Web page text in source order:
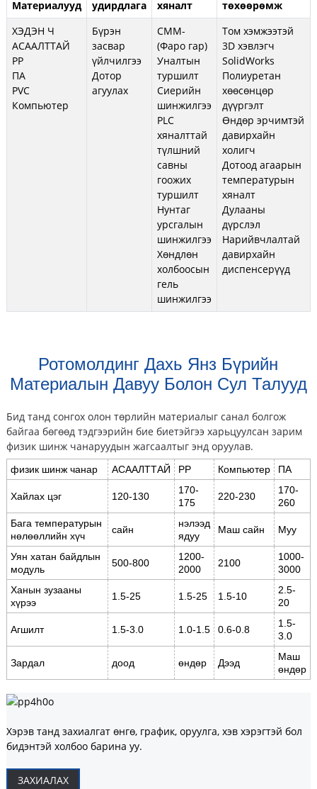
Материалууд удирдлага хяналт
төхөөрөмж
ХЭДЭН Ч
АСААЛТТАЙ
PP
ПА
PVC
Компьютер
Бүрэн
засвар
үйлчилгээ
Дотор
агуулах
CMM-
(Фаро гар)
Уналтын
туршилт
Сиерийн
шинжилгээ
PLC
хяналттай
түлшний
савны
гоожих
туршилт
Нунтаг
урсгалын
шинжилгээ
Хөндлөн
холбоосын
гель
шинжилгээ
Том хэмжээтэй
3D хэвлэгч
SolidWorks
Полиуретан
хөөсөнцөр
дүүргэлт
Өндөр эрчимтэй
давирхайн
холигч
Дотоод агаарын
температурын
хяналт
Дулааны
дүрслэл
Нарийвчлалтай
давирхайн
диспенсерүүд
Ротомолдинг Дахь Янз Бүрийн
Материалын Давуу Болон Сул Талууд
Бид танд сонгох олон төрлийн материалыг санал болгож
байгаа бөгөөд тэдгээрийн бие биетэйгээ харьцуулсан зарим
физик шинж чанаруудын жагсаалтыг энд оруулав.
физик шинж чанар АСААЛТТАЙ PP Компьютер ПА
Хайлах цэг 120-130
170-
175
220-230
170-
260
Бага температурын
нөлөөллийн хүч
сайн
нэлээд
ядуу
Маш сайн Муу
Уян хатан байдлын
модуль
500-800
1200-
2000
2100
1000-
3000
Ханын зузааны
хүрээ
1.5-25 1.5-25 1.5-10
2.5-
20
Агшилт 1.5-3.0 1.0-1.5 0.6-0.8
1.5-
3.0
Зардал доод өндөр Дээд
Маш
өндөр
Хэрэв танд захиалгат өнгө, график, оруулга, хэв хэрэгтэй бол
бидэнтэй холбоо барина уу.
ЗАХИАЛАХ